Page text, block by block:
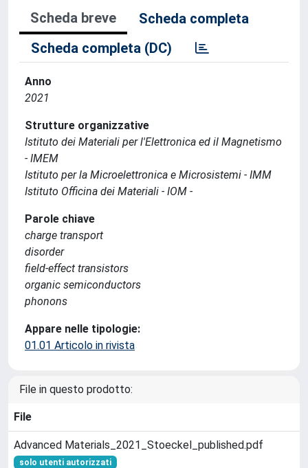
Scheda breve
Scheda completa
Scheda completa (DC)
Anno
2021
Strutture organizzative
Istituto dei Materiali per l'Elettronica ed il Magnetismo
- IMEM
Istituto per la Microelettronica e Microsistemi - IMM
Istituto Officina dei Materiali - IOM -
Parole chiave
charge transport
disorder
field-effect transistors
organic semiconductors
phonons
Appare nelle tipologie:
01.01 Articolo in rivista
File in questo prodotto:
File
Advanced Materials_2021_Stoeckel_published.pdf
solo utenti autorizzati